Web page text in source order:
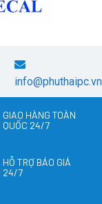
info@phuthaipc.vn
GIAO HÀNG TOÀN
QUỐC 24/7
HỖ TRỢ BÁO GIÁ
24/7